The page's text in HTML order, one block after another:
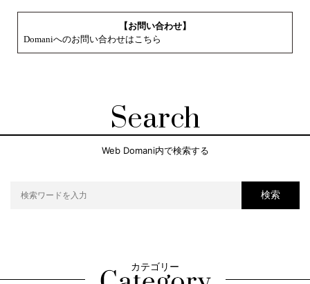
【お問い合わせ】
Domaniへのお問い合わせはこちら
Search
Web Domani内で検索する
検索
カテゴリー